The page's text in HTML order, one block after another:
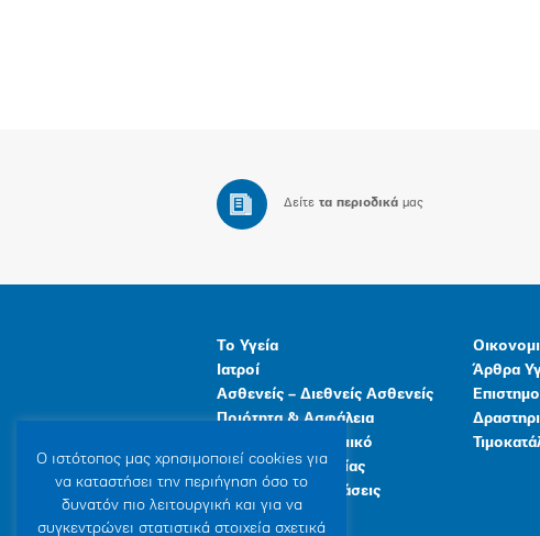
Δείτε τα περιοδικά μας
Το Υγεία
Ιατροί
Ασθενείς – Διεθνείς Ασθενείς
Ποιότητα & Ασφάλεια
Ανθρώπινο Δυναμικό
Προγράμματα Υγείας
Γενικές Εγκαταστάσεις
Άρθρα
Ο ιστότοπoς μας χρησιμοποιεί cookies για
να καταστήσει την περιήγηση όσο το
δυνατόν πιο λειτουργική και για να
συγκεντρώνει στατιστικά στοιχεία σχετικά